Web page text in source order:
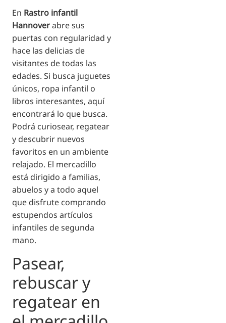
En Rastro infantil
Hannoverabre sus
puertas con regularidad y
hace las delicias de
visitantes de todas las
edades. Si busca juguetes
únicos, ropa infantil o
libros interesantes, aquí
encontrará lo que busca.
Podrá curiosear, regatear
y descubrir nuevos
favoritos en un ambiente
relajado. El mercadillo
está dirigido a familias,
abuelos y a todo aquel
que disfrute comprando
estupendos artículos
infantiles de segunda
mano.
Pasear,
rebuscar y
regatear en